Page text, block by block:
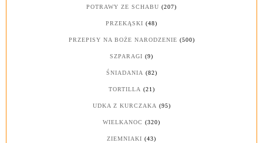
POTRAWY ZE SCHABU (207)
PRZEKĄSKI (48)
PRZEPISY NA BOŻE NARODZENIE (500)
SZPARAGI (9)
ŚNIADANIA (82)
TORTILLA (21)
UDKA Z KURCZAKA (95)
WIELKANOC (320)
ZIEMNIAKI (43)